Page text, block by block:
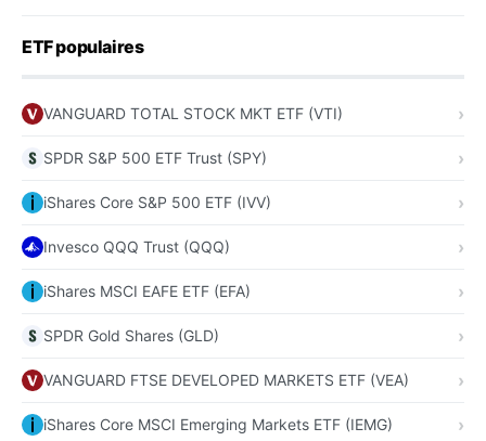
ETF populaires
VANGUARD TOTAL STOCK MKT ETF (VTI)
SPDR S&P 500 ETF Trust (SPY)
iShares Core S&P 500 ETF (IVV)
Invesco QQQ Trust (QQQ)
iShares MSCI EAFE ETF (EFA)
SPDR Gold Shares (GLD)
VANGUARD FTSE DEVELOPED MARKETS ETF (VEA)
iShares Core MSCI Emerging Markets ETF (IEMG)